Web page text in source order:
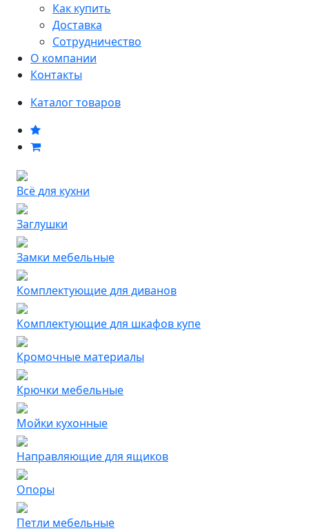
Как купить
Доставка
Сотрудничество
О компании
Контакты
Каталог товаров
Всё для кухни
Заглушки
Замки мебельные
Комплектующие для диванов
Комплектующие для шкафов купе
Кромочные материалы
Крючки мебельные
Мойки кухонные
Направляющие для ящиков
Опоры
Петли мебельные